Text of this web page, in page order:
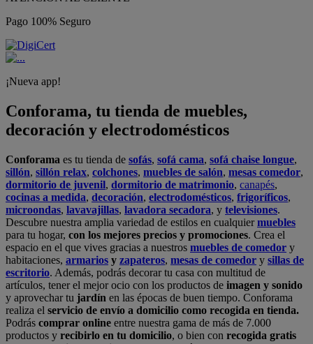
Pago 100% Seguro
¡Nueva app!
Conforama, tu tienda de muebles,
decoración y electrodomésticos
Conforama es tu tienda de sofás, sofá cama, sofá chaise longue,
sillón, sillón relax, colchones, muebles de salón, mesas comedor,
dormitorio de juvenil, dormitorio de matrimonio, canapés,
cocinas a medida, decoración, electrodomésticos, frigoríficos,
microondas, lavavajillas, lavadora secadora, y televisiones.
Descubre nuestra amplia variedad de estilos en cualquiermuebles
para tu hogar, con los mejores precios y promociones. Crea el
espacio en el que vives gracias a nuestros muebles de comedor y
habitaciones, armarios y zapateros, mesas de comedor y sillas de
escritorio. Además, podrás decorar tu casa con multitud de
artículos, tener el mejor ocio con los productos de imagen y sonido
y aprovechar tu jardín en las épocas de buen tiempo. Conforama
realiza el servicio de envío a domicilio como recogida en tienda.
Podrás comprar online entre nuestra gama de más de 7.000
productos y recibirlo en tu domicilio, o bien con recogida gratis